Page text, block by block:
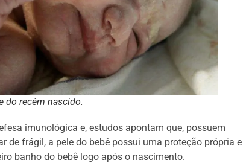
do recém nascido.
imunológica e, estudos apontam que, possuem
de frágil, a pele do bebê possui uma proteção própria e
banho do bebê logo após o nascimento.